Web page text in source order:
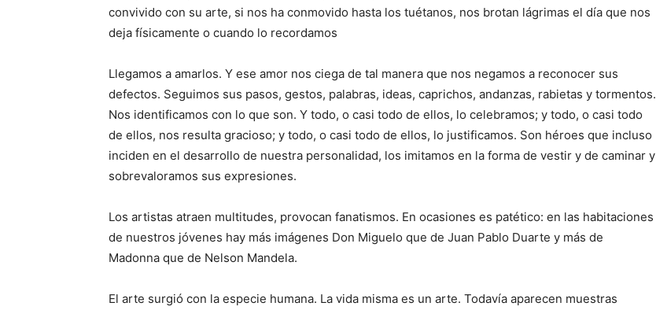
convivido con su arte, si nos ha conmovido hasta los tuétanos, nos brotan lágrimas el día que nos
deja físicamente o cuando lo recordamos
Llegamos a amarlos. Y ese amor nos ciega de tal manera que nos negamos a reconocer sus
defectos. Seguimos sus pasos, gestos, palabras, ideas, caprichos, andanzas, rabietas y tormentos.
Nos identificamos con lo que son. Y todo, o casi todo de ellos, lo celebramos; y todo, o casi todo
de ellos, nos resulta gracioso; y todo, o casi todo de ellos, lo justificamos. Son héroes que incluso
inciden en el desarrollo de nuestra personalidad, los imitamos en la forma de vestir y de caminar y
sobrevaloramos sus expresiones.
Los artistas atraen multitudes, provocan fanatis­mos. En ocasiones es patético: en las habitaciones
de nuestros jóvenes hay más imágenes Don Miguelo que de Juan Pablo Duarte y más de
Madonna que de Nelson Mandela.
El arte surgió con la especie humana. La vida mis­ma es un arte. Todavía aparecen muestras